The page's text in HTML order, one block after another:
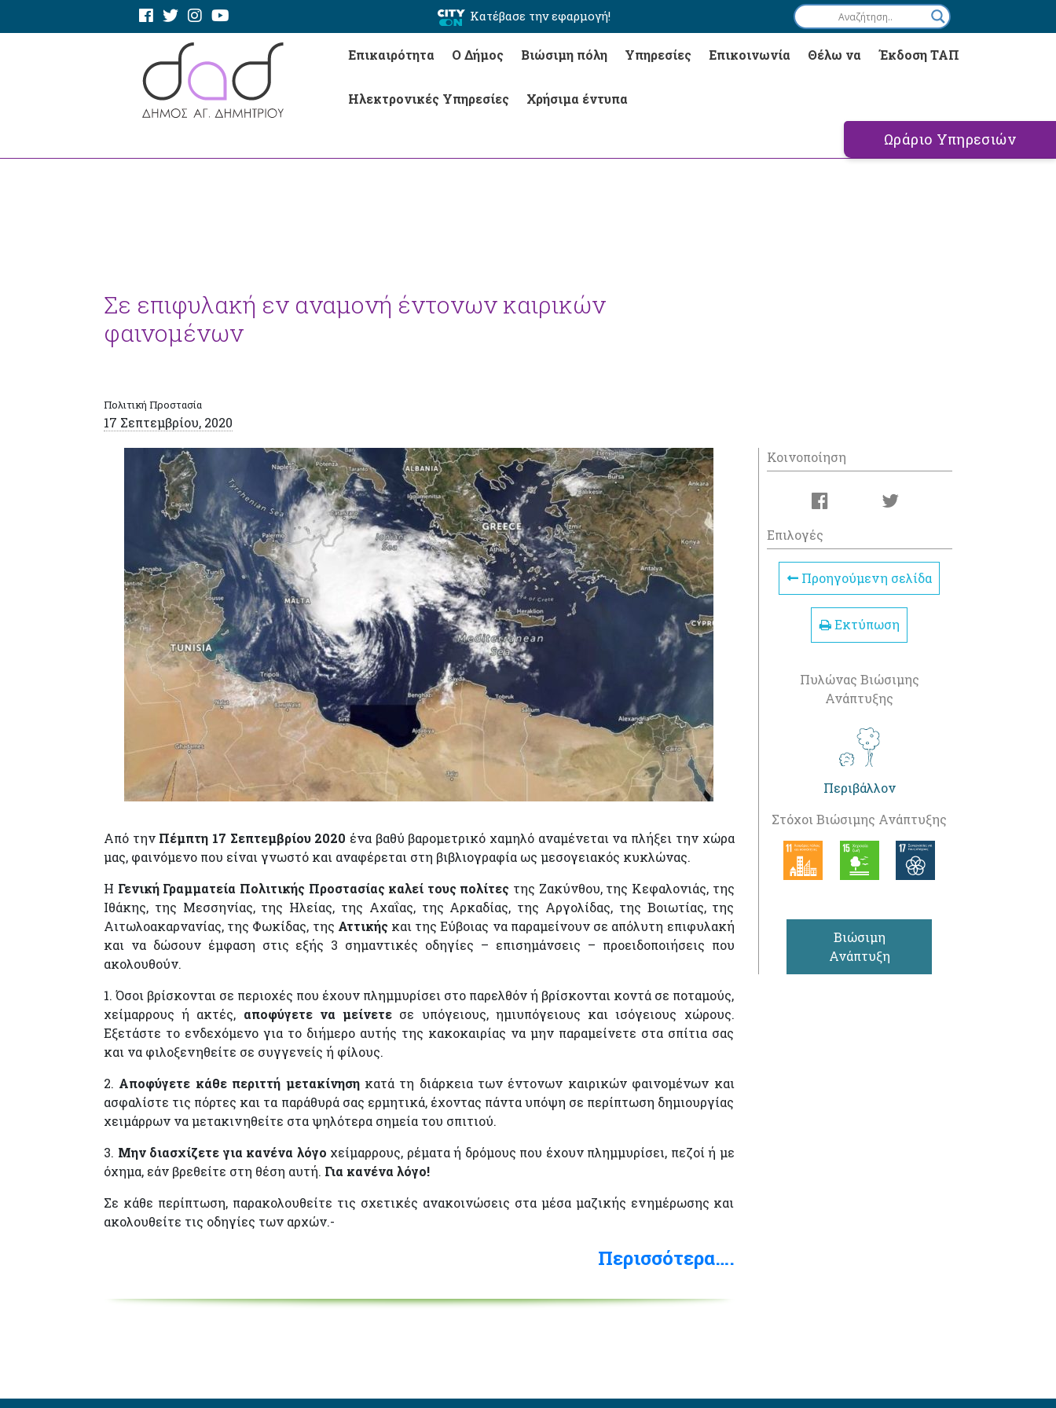
Κατέβασε την εφαρμογή!
Επικαιρότητα Ο Δήμος Βιώσιμη πόλη Υπηρεσίες Επικοινωνία Θέλω να Έκδοση ΤΑΠ
Ηλεκτρονικές Υπηρεσίες Χρήσιμα έντυπα
Ωράριο Υπηρεσιών
Σε επιφυλακή εν αναμονή έντονων καιρικών
φαινομένων
Πολιτική Προστασία
17 Σεπτεμβρίου, 2020
Από την Πέμπτη 17 Σεπτεμβρίου 2020 ένα βαθύ βαρομετρικό χαμηλό αναμένεται να πλήξει την χώρα
μας, φαινόμενο που είναι γνωστό και αναφέρεται στη βιβλιογραφία ως μεσογειακός κυκλώνας.
Η Γενική Γραμματεία Πολιτικής Προστασίας καλεί τους πολίτες της Ζακύνθου, της Κεφαλονιάς, της
Ιθάκης, της Μεσσηνίας, της Ηλείας, της Αχαΐας, της Αρκαδίας, της Αργολίδας, της Βοιωτίας, της
Αιτωλοακαρνανίας, της Φωκίδας, της Αττικήςκαι της Εύβοιας να παραμείνουν σε απόλυτη επιφυλακή
και να δώσουν έμφαση στις εξής 3 σημαντικές οδηγίες – επισημάνσεις – προειδοποιήσεις που
ακολουθούν.
1. Όσοι βρίσκονται σε περιοχές που έχουν πλημμυρίσει στο παρελθόν ή βρίσκονται κοντά σε ποταμούς,
χείμαρρους ή ακτές, αποφύγετε να μείνετε σε υπόγειους, ημιυπόγειους και ισόγειους χώρους.
Εξετάστε το ενδεχόμενο για το διήμερο αυτής της κακοκαιρίας να μην παραμείνετε στα σπίτια σας
και να φιλοξενηθείτε σε συγγενείς ή φίλους.
2. Αποφύγετε κάθε περιττή μετακίνησηκατά τη διάρκεια των έντονων καιρικών φαινομένων και
ασφαλίστε τις πόρτες και τα παράθυρά σας ερμητικά, έχοντας πάντα υπόψη σε περίπτωση δημιουργίας
χειμάρρων να μετακινηθείτε στα ψηλότερα σημεία του σπιτιού.
3. Μην διασχίζετε για κανένα λόγο χείμαρρους, ρέματα ή δρόμους που έχουν πλημμυρίσει, πεζοί ή με
όχημα, εάν βρεθείτε στη θέση αυτή. Για κανένα λόγο!
Σε κάθε περίπτωση, παρακολουθείτε τις σχετικές ανακοινώσεις στα μέσα μαζικής ενημέρωσης και
ακολουθείτε τις οδηγίες των αρχών.-
Περισσότερα….
Κοινοποίηση
Επιλογές
Προηγούμενη σελίδα
Εκτύπωση
Πυλώνας Βιώσιμης
Ανάπτυξης
Περιβάλλον
Στόχοι Βιώσιμης Ανάπτυξης
Βιώσιμη
Ανάπτυξη